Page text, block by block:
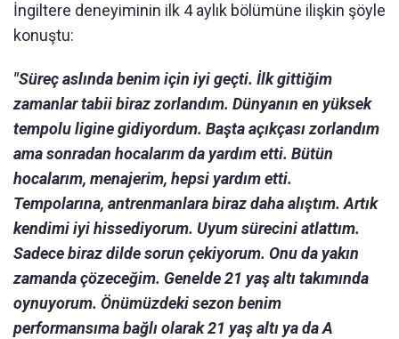
İngiltere deneyiminin ilk 4 aylık bölümüne ilişkin şöyle
konuştu:
"Süreç aslında benim için iyi geçti. İlk gittiğim
zamanlar tabii biraz zorlandım. Dünyanın en yüksek
tempolu ligine gidiyordum. Başta açıkçası zorlandım
ama sonradan hocalarım da yardım etti. Bütün
hocalarım, menajerim, hepsi yardım etti.
Tempolarına, antrenmanlara biraz daha alıştım. Artık
kendimi iyi hissediyorum. Uyum sürecini atlattım.
Sadece biraz dilde sorun çekiyorum. Onu da yakın
zamanda çözeceğim. Genelde 21 yaş altı takımında
oynuyorum. Önümüzdeki sezon benim
performansıma bağlı olarak 21 yaş altı ya da A